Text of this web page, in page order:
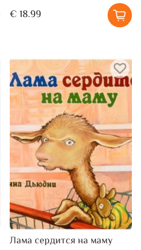
€ 18.99
Лама сердится на маму